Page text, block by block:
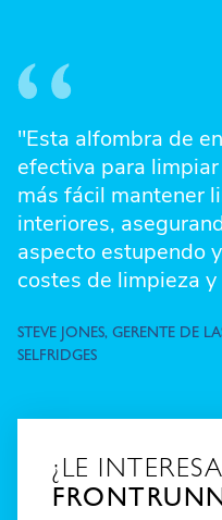
"Esta alfombra de
efectiva para
más fácil mantener
interiores,
aspecto estupendo
costes de limpieza
STEVE JONES, GERENTE DE
SELFRIDGES
¿LE INTERESA